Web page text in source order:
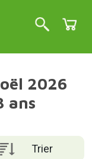
2026
ans
Trier